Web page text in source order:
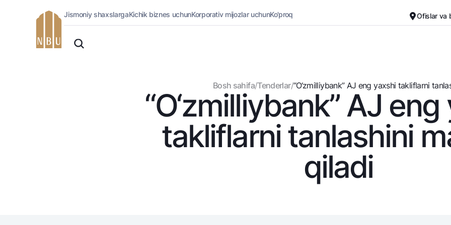
O'zbek Onlayn-bank
Jismoniy shaxslarga (Milliy)
Omonatlar
Hamma uchun
Jozibali
Vozmojno vse
Kartalar
Bepul
Premial
Sayohatchiga
Jismoniy shaxslargaKichik biznes uchunKorporativ mijozlar uchunKo'proq Ofislar va
Oq-qora versiya
Ovozni yoqish
Bosh sahifa/Tenderlar/“O‘zmilliybank” AJ eng yaxshi takliflarni
“O‘zmilliybank” AJ
takliflarni tanlashini
qiladi